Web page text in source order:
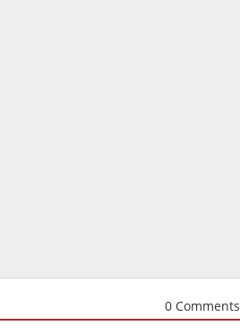
0 Comments